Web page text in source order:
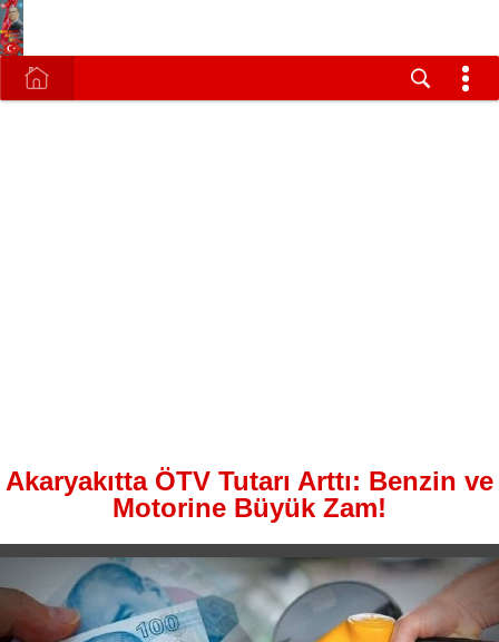
Akaryakıtta ÖTV Tutarı Arttı: Benzin ve
Motorine Büyük Zam!